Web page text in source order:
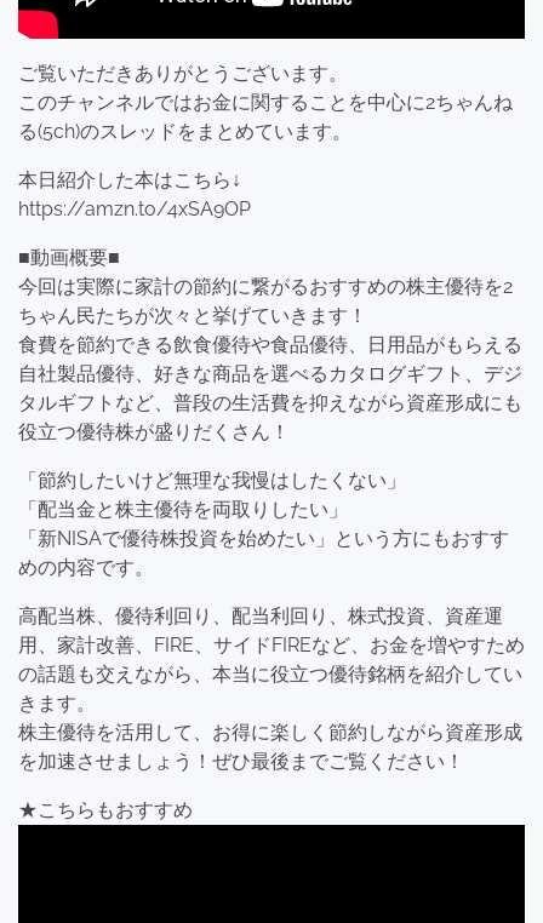
ご覧いただきありがとうございます。
このチャンネルではお金に関することを中心に2ちゃんね
る(5ch)のスレッドをまとめています。
本日紹介した本はこちら↓
https://amzn.to/4xSA9OP
■動画概要■
今回は実際に家計の節約に繋がるおすすめの株主優待を2
ちゃん民たちが次々と挙げていきます！
食費を節約できる飲食優待や食品優待、日用品がもらえる
自社製品優待、好きな商品を選べるカタログギフト、デジ
タルギフトなど、普段の生活費を抑えながら資産形成にも
役立つ優待株が盛りだくさん！
「節約したいけど無理な我慢はしたくない」
「配当金と株主優待を両取りしたい」
「新NISAで優待株投資を始めたい」という方にもおすす
めの内容です。
高配当株、優待利回り、配当利回り、株式投資、資産運
用、家計改善、FIRE、サイドFIREなど、お金を増やすため
の話題も交えながら、本当に役立つ優待銘柄を紹介してい
きます。
株主優待を活用して、お得に楽しく節約しながら資産形成
を加速させましょう！ぜひ最後までご覧ください！
★こちらもおすすめ